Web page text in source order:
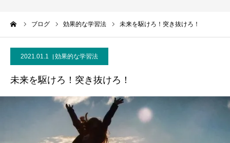
ブログ 効果的な学習法 未来を駆けろ！突き抜けろ！
2021.01.1 効果的な学習法
未来を駆けろ！突き抜けろ！
お問い合わせ
ブログ